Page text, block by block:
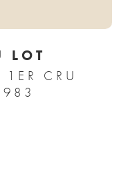
LOT
CRU
SUPÉRIEUR 1983